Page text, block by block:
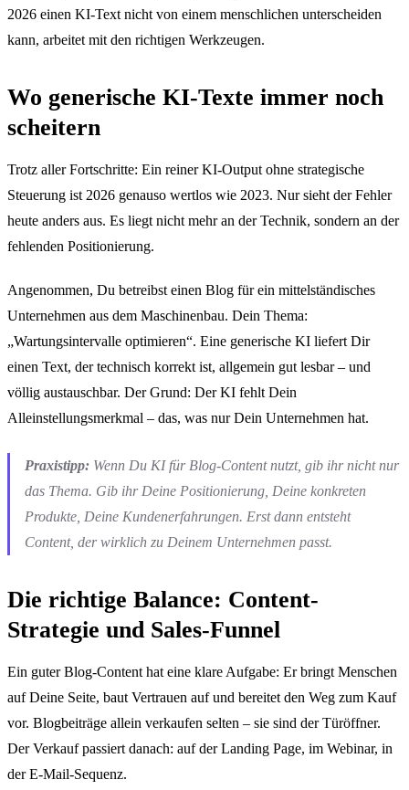
2026 einen KI-Text nicht von einem menschlichen unterscheiden
kann, arbeitet mit den richtigen Werkzeugen.
Wo generische KI-Texte immer noch
scheitern
Trotz aller Fortschritte: Ein reiner KI-Output ohne strategische
Steuerung ist 2026 genauso wertlos wie 2023. Nur sieht der Fehler
heute anders aus. Es liegt nicht mehr an der Technik, sondern an der
fehlenden Positionierung.
Angenommen, Du betreibst einen Blog für ein mittelständisches
Unternehmen aus dem Maschinenbau. Dein Thema:
„Wartungsintervalle optimieren“. Eine generische KI liefert Dir
einen Text, der technisch korrekt ist, allgemein gut lesbar – und
völlig austauschbar. Der Grund: Der KI fehlt Dein
Alleinstellungsmerkmal – das, was nur Dein Unternehmen hat.
Praxistipp: Wenn Du KI für Blog-Content nutzt, gib ihr nicht nur
das Thema. Gib ihr Deine Positionierung, Deine konkreten
Produkte, Deine Kundenerfahrungen. Erst dann entsteht
Content, der wirklich zu Deinem Unternehmen passt.
Die richtige Balance: Content-
Strategie und Sales-Funnel
Ein guter Blog-Content hat eine klare Aufgabe: Er bringt Menschen
auf Deine Seite, baut Vertrauen auf und bereitet den Weg zum Kauf
vor. Blogbeiträge allein verkaufen selten – sie sind der Türöffner.
Der Verkauf passiert danach: auf der Landing Page, im Webinar, in
der E-Mail-Sequenz.